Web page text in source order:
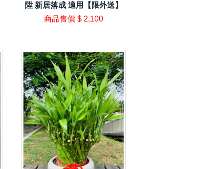
陞 新居落成 適用【限外送】
商品售價 $ 2,100